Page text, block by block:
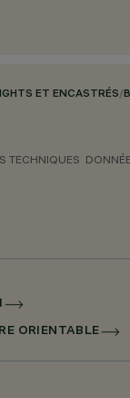
ET ENCASTRÉS/
TECHNIQUES
ORIENTABLE